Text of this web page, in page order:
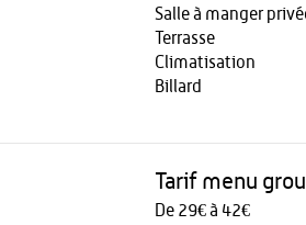
Salle à manger
Terrasse
Climatisation
Billard
Tarif menu
De 29€ à 42€